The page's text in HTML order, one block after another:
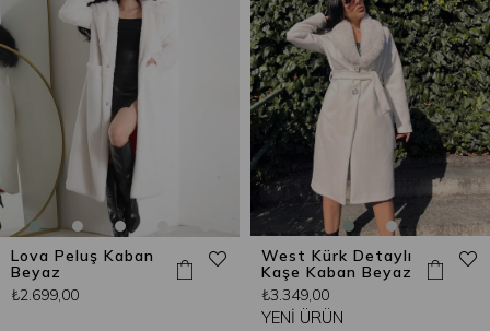
Lova Peluş Kaban
Beyaz
₺2.699,00
West Kürk Detaylı
Kaşe Kaban Beyaz
₺3.349,00
YENI ÜRÜN